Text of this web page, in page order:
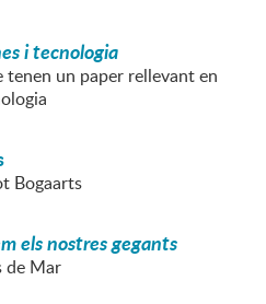
i tecnologia
un paper rellevant en
Bogaarts
els nostres gegants
de Mar